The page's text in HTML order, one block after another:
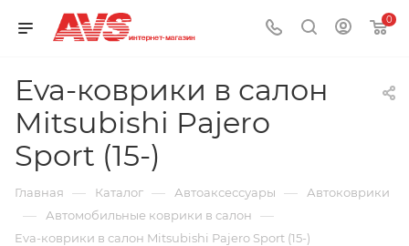
0
Eva-коврики в салон
Mitsubishi Pajero
Sport (15-)
Главная — Каталог — Автоаксессуары — Автоковрики
— Автомобильные коврики в салон —
Eva-коврики в салон Mitsubishi Pajero Sport (15-)